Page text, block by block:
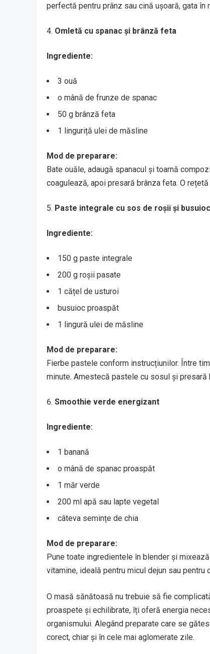
perfectă pentru prânz sau cină ușoară, gata în
Omletă cu spanac și brânză feta
Ingrediente:
3 ouă
o mână de frunze de spanac
50 g brânză feta
1 linguriță ulei de măsline
Mod de preparare:
Bate ouăle, adaugă spanacul și toarnă
coagulează, apoi presară brânza feta. O
Paste integrale cu sos de roșii și busuioc
Ingrediente:
150 g paste integrale
200 g roșii pasate
1 cățel de usturoi
busuioc proaspăt
1 lingură ulei de măsline
Mod de preparare:
Fierbe pastele conform instrucțiunilor. Între
minute. Amestecă pastele cu sosul și
Smoothie verde energizant
Ingrediente:
1 banană
o mână de spanac proaspăt
1 măr verde
200 ml apă sau lapte vegetal
câteva semințe de chia
Mod de preparare:
Pune toate ingredientele în blender și
vitamine, ideală pentru micul dejun sau pentru
O masă sănătoasă nu trebuie să fie
proaspete și echilibrate, îți oferă energia
organismului. Alegând preparate care se
corect, chiar și în cele mai aglomerate zile.